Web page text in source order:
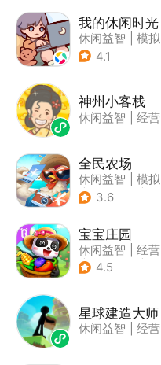
我的休闲时光
休闲益智
模拟
4.1
神州小客栈
休闲益智 经营
全民农场
休闲益智
模拟
| 田园生活
3.6
宝宝庄园
休闲益智
经营
| 田园生活
4.5
星球建造大师
休闲益智 经营